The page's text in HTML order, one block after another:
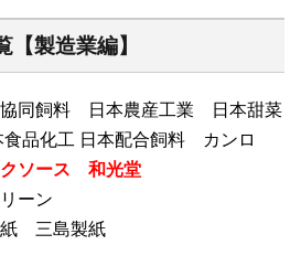
【製造業編】
協同飼料 日本農産工業 日本甜菜
品化工 日本配合飼料 カンロ
ソース
和光堂
ーン
紙 三島製紙